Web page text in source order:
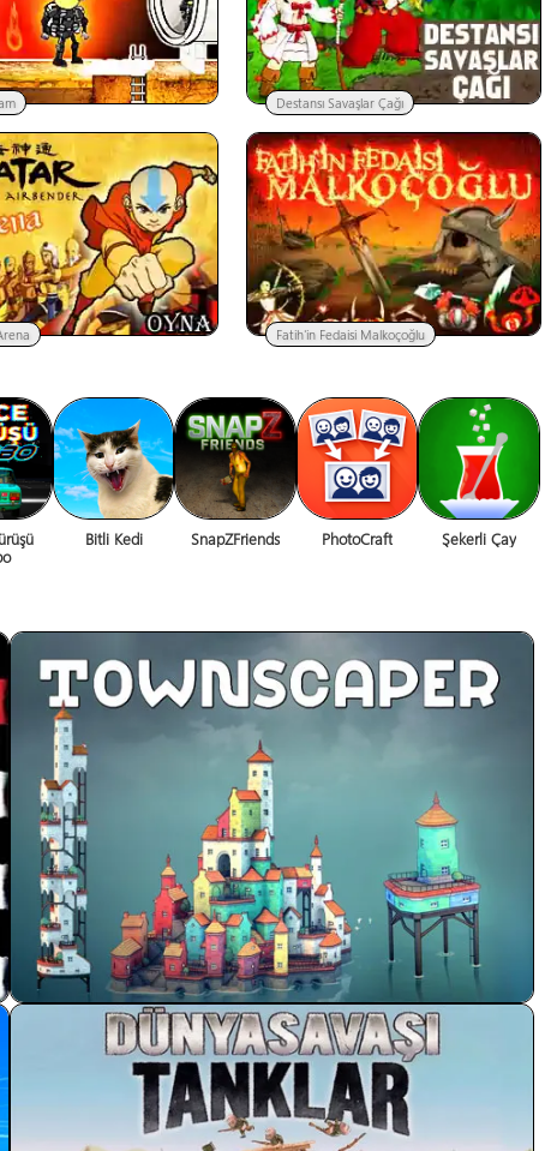
Destansı Savaşlar Çağı
Fatih'in Fedaisi Malkoçoğlu
Bitli Kedi SnapZFriends PhotoCraft Şekerli Çay